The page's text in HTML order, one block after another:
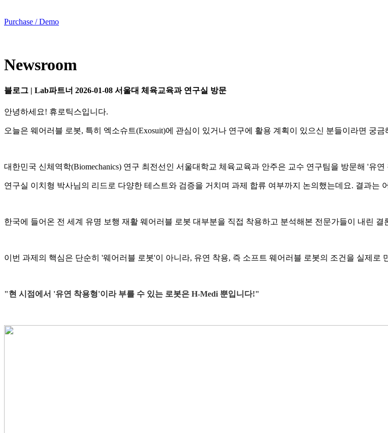
Purchase / Demo
Newsroom
블로그 | Lab파트너 2026-01-08 서울대 체육교육과 연구실 방문
안녕하세요! 휴로틱스입니다.
오늘은 웨어러블 로봇, 특히 엑소슈트(Exosuit)에 관심이 있거나 연구에 활용 계획이 있으신 분들이라면 궁
대한민국 신체역학(Biomechanics) 연구 최전선인 서울대학교 체육교육과 안주은 교수 연구팀을 방문해 '유
연구실 이치형 박사님의 리드로 다양한 테스트와 검증을 거치며 과제 합류 여부까지 논의했는데요. 결과는
한국에 들어온 전 세계 유명 보행 재활 웨어러블 로봇 대부분을 직접 착용하고 분석해본 전문가들이 내린 결
이번 과제의 핵심은 단순히 '웨어러블 로봇'이 아니라, 유연 착용, 즉 소프트 웨어러블 로봇의 조건을 실제
"현 시점에서 '유연 착용형'이라 부를 수 있는 로봇은 H-Medi 뿐입니다!"